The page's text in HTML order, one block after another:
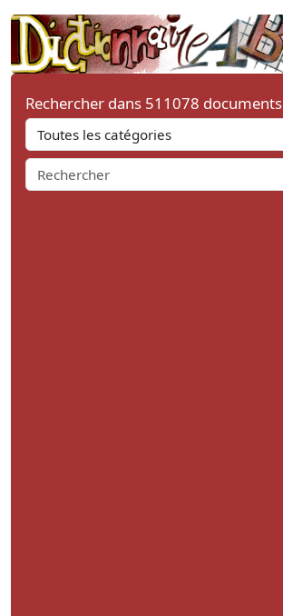
Rechercher dans 511078 documents